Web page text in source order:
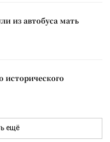
из автобуса мать
исторического
ещё